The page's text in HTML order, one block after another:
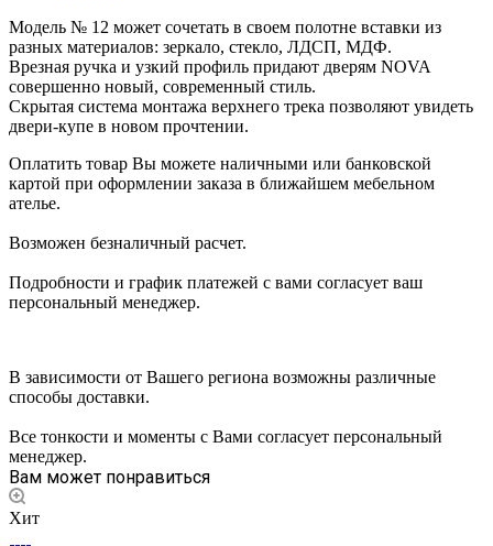
Модель № 12 может сочетать в своем полотне вставки из
разных материалов: зеркало, стекло, ЛДСП, МДФ.
Врезная ручка и узкий профиль придают дверям NOVA
совершенно новый, современный стиль.
Скрытая система монтажа верхнего трека позволяют увидеть
двери-купе в новом прочтении.
Оплатить товар Вы можете наличными или банковской
картой при оформлении заказа в ближайшем мебельном
ателье.
Возможен безналичный расчет.
Подробности и график платежей с вами согласует ваш
персональный менеджер.
В зависимости от Вашего региона возможны различные
способы доставки.
Все тонкости и моменты с Вами согласует персональный
менеджер.
Вам может понравиться
Хит